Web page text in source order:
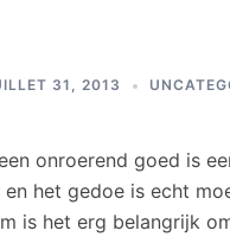
31, 2013
onroerend goed is
het gedoe is echt
is het erg belangrijk